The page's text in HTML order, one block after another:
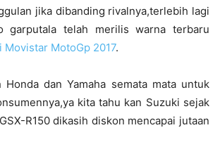
jika dibanding rivalnya,terlebih lagi
garputala telah merilis warna terbaru
Movistar MotoGp 2017.
dan Yamaha semata mata untuk
kita tahu kan Suzuki sejak
R150 dikasih diskon mencapai jutaan